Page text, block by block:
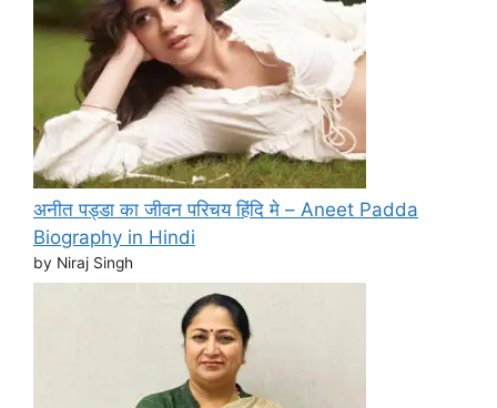
अनीत पड्डा का जीवन परिचय हिंदि मे – Aneet Padda
Biography in Hindi
by Niraj Singh